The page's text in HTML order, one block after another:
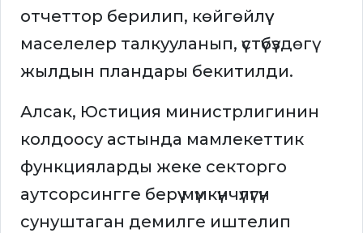
отчеттор берилип, көйгөйлүү
маселелер талкууланып, үстүбүздөгү
жылдын пландары бекитилди.
Алсак, Юстиция министрлигинин
колдоосу астында мамлекеттик
функцияларды жеке секторго
аутсорсингге берүү мүмкүнчүлүгүн
сунуштаган демилге иштелип